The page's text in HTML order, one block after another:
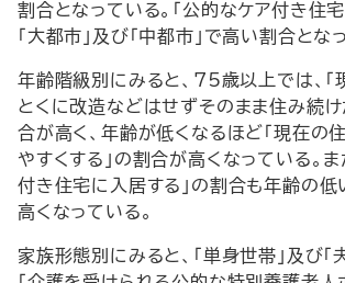
割合となっている。「公的なケア付き住
「大都市」及び「中都市」で高い割合とな
年齢階級別にみると、75歳以上では、「
とくに改造などはせずそのまま住み続け
合が高く、年齢が低くなるほど「現在の
やすくする」の割合が高くなっている。ま
付き住宅に入居する」の割合も年齢の
高くなっている。
家族形態別にみると、「単身世帯」及び「